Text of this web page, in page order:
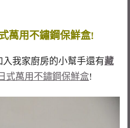
萬用不鏽鋼保鮮盒!
我家廚房的小幫手還有藏
式萬用不鏽鋼保鮮盒!